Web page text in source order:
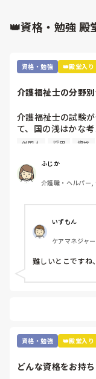
👑資格・勉強 殿
資格・勉強 👑殿堂入り
介護福祉士の分野
介護福祉士の試験
て、国の浅はかな
利用は、外国人の
根本的に介護へ転
のに、高齢者は増加
年々、介護福祉士
介護福祉士を軽ん
別合格についてど
外国人 採用 資格
ふじか
介護職・ヘルパー
いずもん
ケアマネジャ
難しいとこですね
資格・勉強 👑殿堂入り
どんな資格をお持